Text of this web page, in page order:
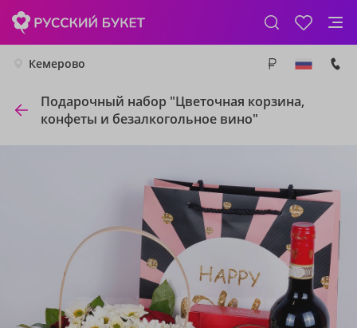
Кемерово
Подарочный набор "Цветочная корзина,
конфеты и безалкогольное вино"